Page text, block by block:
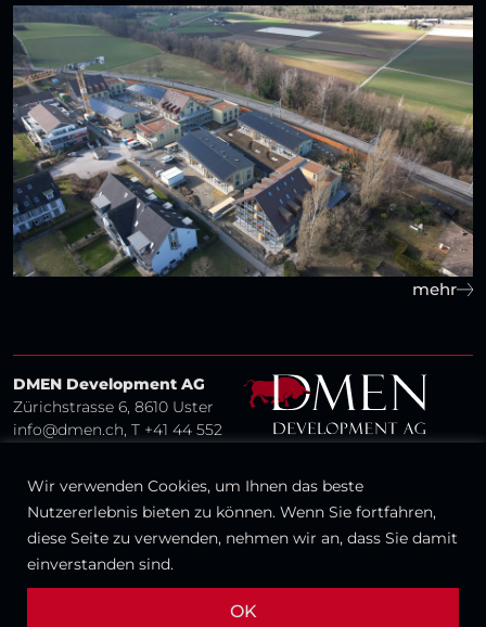
Wir verwenden Cookies, um Ihnen das beste
Nutzererlebnis bieten zu können. Wenn Sie fortfahren,
diese Seite zu verwenden, nehmen wir an, dass Sie damit
einverstanden sind.
OK
mehr
DMEN Development AG
Zürichstrasse 6, 8610 Uster
info@dmen.ch, T +41 44 552
© 2026 DMEN Development AG